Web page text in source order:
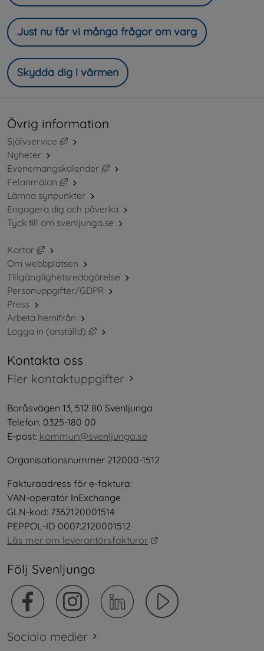
Just nu får vi många frågor om varg
Skydda dig i värmen
Övrig information
Självservice
Länk till annan webbplats, öppnas i nytt fönster.
Nyheter
Evenemangskalender
Länk till annan webbplats, öppnas i
Felanmälan
Länk till annan webbplats, öppnas i nytt fönster.
Lämna synpunkter
Engagera dig och påverka
Tyck till om svenljunga.se
Kartor
Länk till annan webbplats, öppnas i nytt fönster.
Om webbplatsen
Tillgänglighetsredogörelse
Personuppgifter/GDPR
Press
Arbeta hemifrån
Logga in (anställd)
Länk till annan webbplats, öppnas i nytt
Kontakta oss
Fler kontaktuppgifter
Boråsvägen 13, 512 80 Svenljunga
Telefon: 0325-180 00
E-post: kommun@svenljunga.se
Organisationsnummer 212000-1512
Fakturaadress för e-faktura:
VAN-operatör InExchange
GLN-kod: 7362120001514
PEPPOL-ID 0007:2120001512
Läs mer om leverantörsfakturor
Följ Svenljunga
Sociala medier